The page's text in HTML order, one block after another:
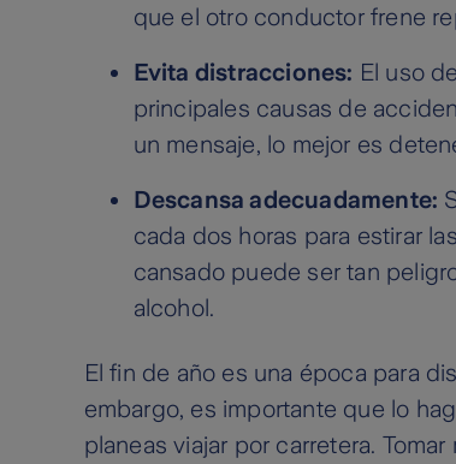
que el otro conductor frene
Evita distracciones: El uso
principales causas de
un mensaje, lo mejor es
Descansa adecuadamente:
cada dos horas para estirar
cansado puede ser tan
alcohol.
El fin de año es una época para
embargo, es importante que lo
planeas viajar por carretera.